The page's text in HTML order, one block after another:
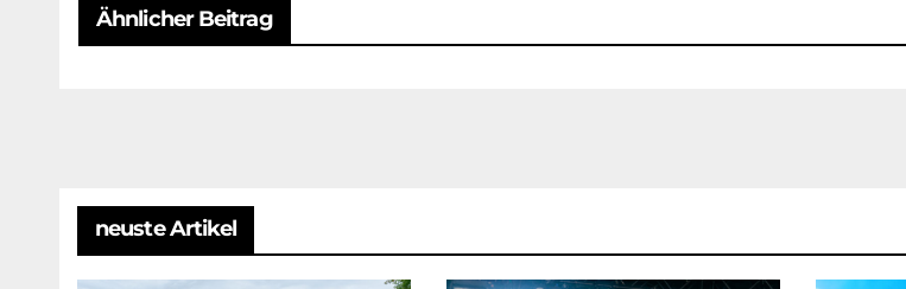
Ähnlicher Beitrag
neuste Artikel